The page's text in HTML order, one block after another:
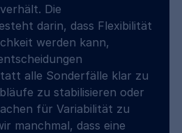
Die
darin, dass Flexibilität
werden kann,
alle Sonderfälle klar zu
zu stabilisieren oder
für Variabilität zu
manchmal, dass eine